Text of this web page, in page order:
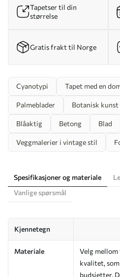
Tapetser til din
størrelse
Gratis frakt til Norge
Cyanotypi Tapet med en
Palmeblader Botanisk kunst
Blåaktig Betong Blad
Veggmalerier i vintage stil
Spesifikasjoner og materiale
Vanlige spørsmål
Kjennetegn
Materiale
Velg
kvalitet,
budsjetter.